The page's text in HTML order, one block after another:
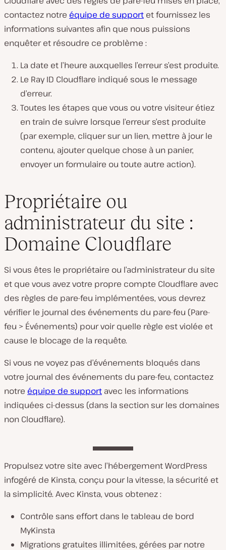
contactez notre équipe de support et fournissez les
informations suivantes afin que nous puissions
enquêter et résoudre ce problème :
La date et l’heure auxquelles l’erreur s’est produite.
Le Ray ID Cloudflare indiqué sous le message
d’erreur.
Toutes les étapes que vous ou votre visiteur étiez
en train de suivre lorsque l’erreur s’est produite
(par exemple, cliquer sur un lien, mettre à jour le
contenu, ajouter quelque chose à un panier,
envoyer un formulaire ou toute autre action).
Propriétaire ou
administrateur du site :
Domaine Cloudflare
Si vous êtes le propriétaire ou l’administrateur du site
et que vous avez votre propre compte Cloudflare avec
des règles de pare-feu implémentées, vous devrez
vérifier le journal des événements du pare-feu (Pare-
feu > Événements) pour voir quelle règle est violée et
cause le blocage de la requête.
Si vous ne voyez pas d’événements bloqués dans
votre journal des événements du pare-feu, contactez
notre équipe de support avec les informations
indiquées ci-dessus (dans la section sur les domaines
non Cloudflare).
Propulsez votre site avec l’hébergement WordPress
infogéré de Kinsta, conçu pour la vitesse, la sécurité et
la simplicité. Avec Kinsta, vous obtenez :
Contrôle sans effort dans le tableau de bord
MyKinsta
Migrations gratuites illimitées, gérées par notre